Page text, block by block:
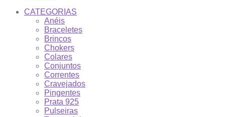
CATEGORIAS
Anéis
Braceletes
Brincos
Chokers
Colares
Conjuntos
Correntes
Cravejados
Pingentes
Prata 925
Pulseiras